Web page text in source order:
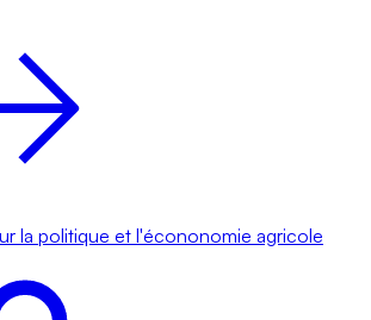
la politique et l'écononomie agricole